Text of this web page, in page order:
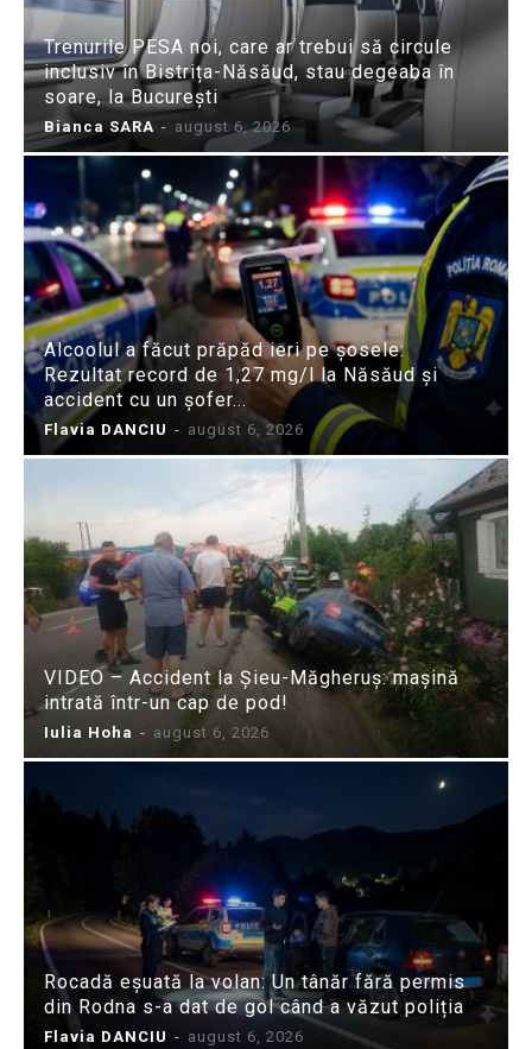
Trenurile PESA noi, care ar trebui să circule
inclusiv în Bistrița-Năsăud, stau degeaba în
soare, la București
Bianca SARA - august 6, 2026
Alcoolul a făcut prăpăd ieri pe șosele:
Rezultat record de 1,27 mg/l la Năsăud și
accident cu un șofer...
Flavia DANCIU - august 6, 2026
VIDEO – Accident la Șieu-Măgheruș: mașină
intrată într-un cap de pod!
Iulia Hoha - august 6, 2026
Rocadă eșuată la volan: Un tânăr fără permis
din Rodna s-a dat de gol când a văzut poliția
Flavia DANCIU - august 6, 2026